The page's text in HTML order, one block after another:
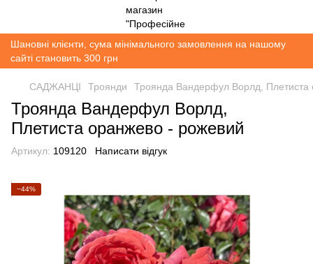
Шановні клієнти, сума мінімального замовлення на нашому
сайті становить 300 грн
САДЖАНЦІ Троянди Троянда Вандерфул Ворлд, Плетиста
Троянда Вандерфул Ворлд,
Плетиста оранжево - рожевий
Артикул: 109120 Написати відгук
−44%